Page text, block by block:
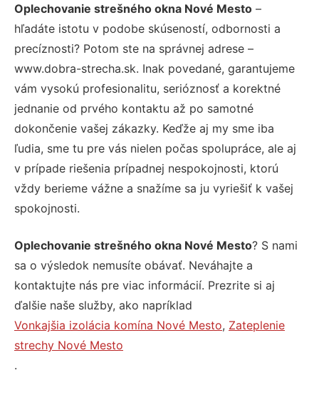
Oplechovanie strešného okna Nové Mesto –
hľadáte istotu v podobe skúseností, odbornosti a
precíznosti? Potom ste na správnej adrese –
www.dobra-strecha.sk. Inak povedané, garantujeme
vám vysokú profesionalitu, serióznosť a korektné
jednanie od prvého kontaktu až po samotné
dokončenie vašej zákazky. Keďže aj my sme iba
ľudia, sme tu pre vás nielen počas spolupráce, ale aj
v prípade riešenia prípadnej nespokojnosti, ktorú
vždy berieme vážne a snažíme sa ju vyriešiť k vašej
spokojnosti.
Oplechovanie strešného okna Nové Mesto? S nami
sa o výsledok nemusíte obávať. Neváhajte a
kontaktujte nás pre viac informácií. Prezrite si aj
ďalšie naše služby, ako napríklad
Vonkajšia izolácia komína Nové Mesto, Zateplenie
strechy Nové Mesto
.